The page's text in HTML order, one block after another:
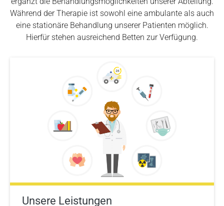
Während der Therapie ist sowohl eine ambulante als auch
eine stationäre Behandlung unserer Patienten möglich.
Hierfür stehen ausreichend Betten zur Verfügung.
Unsere Leistungen